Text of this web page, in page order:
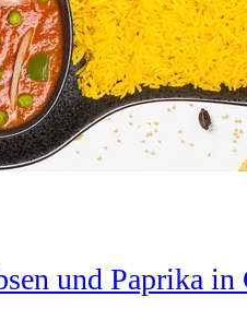
und Paprika in